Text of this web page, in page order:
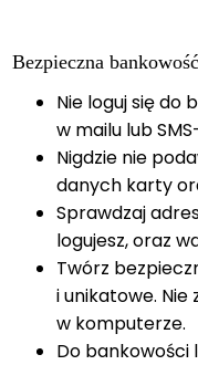
Bezpieczna
Nie loguj się do
w mailu lub
Nigdzie nie
danych karty
Sprawdzaj
logujesz, oraz
Twórz
i unikatowe.
w komputerze.
Do bankowości